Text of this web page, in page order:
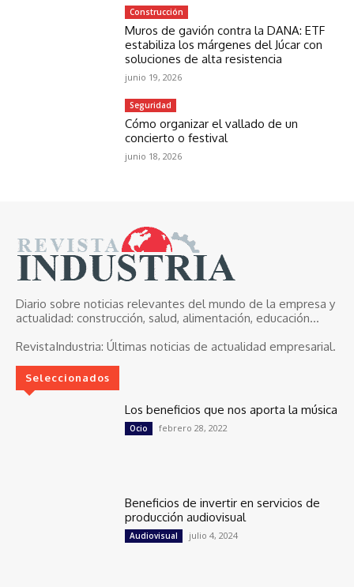
Construcción
Muros de gavión contra la DANA: ETF
estabiliza los márgenes del Júcar con
soluciones de alta resistencia
junio 19, 2026
Seguridad
Cómo organizar el vallado de un
concierto o festival
junio 18, 2026
Diario sobre noticias relevantes del mundo de la empresa y
actualidad: construcción, salud, alimentación, educación...
RevistaIndustria: Últimas noticias de actualidad empresarial.
Seleccionados
Los beneficios que nos aporta la música
Ocio febrero 28, 2022
Beneficios de invertir en servicios de
producción audiovisual
Audiovisual julio 4, 2024